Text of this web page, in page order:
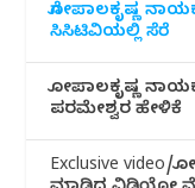
ಗೋಪಾಲಕೃಷ್ಣ ನಾಯಕ
ಸಿಸಿಟಿವಿಯಲ್ಲಿ ಸೆರೆ
ಗೋಪಾಲಕೃಷ್ಣ
ಪರಮೇಶ್ವರ ಹೇಳಿಕೆ
Exclusive